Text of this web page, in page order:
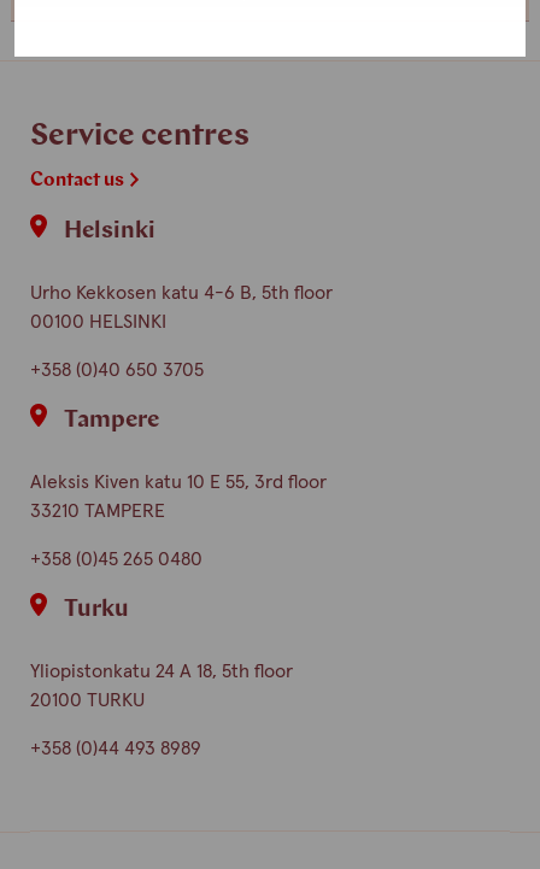
Service centres
Contact us
Helsinki
Urho Kekkosen katu 4-6 B, 5th floor
00100 HELSINKI
+358 (0)40 650 3705
Tampere
Aleksis Kiven katu 10 E 55, 3rd floor
33210 TAMPERE
+358 (0)45 265 0480
Turku
Yliopistonkatu 24 A 18, 5th floor
20100 TURKU
+358 (0)44 493 8989